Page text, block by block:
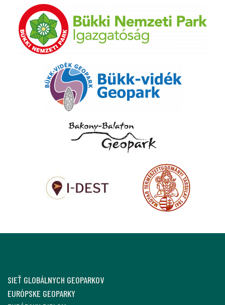
SIEŤ GLOBÁLNYCH GEOPARKOV
EURÓPSKE GEOPARKY